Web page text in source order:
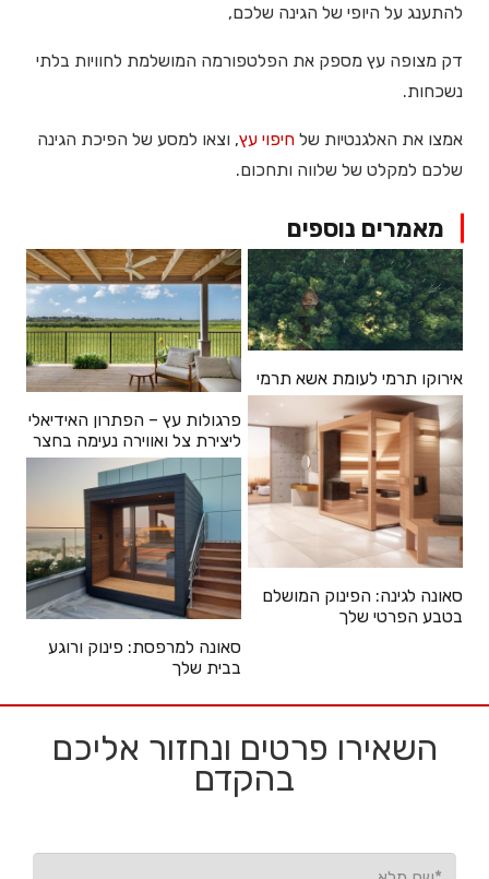
להתענג על היופי של הגינה שלכם,
דק מצופה עץ מספק את הפלטפורמה המושלמת לחוויות בלתי
נשכחות.
אמצו את האלגנטיות של חיפוי עץ, וצאו למסע של הפיכת הגינה
שלכם למקלט של שלווה ותחכום.
מאמרים נוספים
אירוקו תרמי לעומת אשא תרמי
פרגולות עץ – הפתרון האידיאלי
ליצירת צל ואווירה נעימה בחצר
סאונה לגינה: הפינוק המושלם
בטבע הפרטי שלך
סאונה למרפסת: פינוק ורוגע
בבית שלך
השאירו פרטים ונחזור אליכם
בהקדם